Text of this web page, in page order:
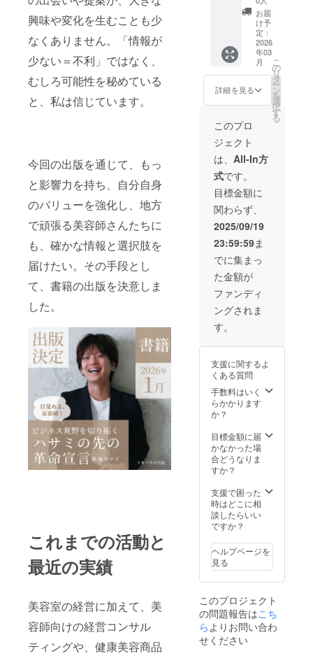
興味や変化を生むことも少
なくありません。「情報が
少ない＝不利」ではなく、
むしろ可能性を秘めている
と、私は信じています。
今回の出版を通じて、もっ
と影響力を持ち、自分自身
のバリューを強化し、地方
で頑張る美容師さんたちに
も、確かな情報と選択肢を
届けたい。その手段とし
て、書籍の出版を決意しま
した。
これまでの活動と
最近の実績
美容室の経営に加えて、美
容師向けの経営コンサル
ティングや、健康美容商品
※ネット
ワーク
販売や
企業イ
メージ
が相違
する場
合等、
掲載を
お断り
させて
いただ
く場合
があり
ます。
お断り
させて
いただ
いた場
合にお
いても
返金は
いたし
かねま
す。 ※
書籍は
自費出
版とな
書籍は
1月出版
予定で
す。 ※
書籍が
販売さ
り掲載
させて
いただ
きま
こちら
の書籍
は自費
出版に
予定で
す。(70
～100
ページ)
に、掲
載内容
の変更
をご希
望の場
リジナ
ル帯付
きペー
パー
バック
書籍
「目覚
めよ、
美容
師！ビ
ジネス
荒野を
切り拓
く ハサ
ミの先
の革命
宣言
（仮）
」を5冊
セット
と帯25
枚をお
届けし
ます。
1名限定
です。
※送料込
みのお
掲載内
メール
にて打
合せさ
せてい
ただき
※書籍は
自費出
版とな
りま
書籍は
2026年
1月出版
予定で
のお届
けとな
りま
す。
（3ヶ月
伴走プ
ン）】
美容師
として
の経験
と知見
を活か
し、
SNS・
メディ
アの活
用法か
らブラ
ンディ
ング、
マーケ
ティン
グま
で、美
容業界
に特化
した集
客のノ
ウハウ
をお伝
えしま
がうま
ない」
「SNS
を活用
したい
けど、
ればい
いかわ
からな
い」そ
におす
すめ
の、実
践的か
に即し
た内容
です。
Zoomに
ツーマ
ンで実
施しま
すの
で、個
お届
け予
定：
2026
年03
月
詳細を見る
こ
の
リ
タ
ー
ン
を
選
択
す
る
このプロ
ジェクト
は、 All-In方
式です。
目標金額に
関わらず、
2025/09/19
23:59:59ま
でに集まっ
た金額が
ファンディ
ングされま
す。
支援に関するよ
くある質問
手数料はいく
らかかります
か？
目標金額に届
かなかった場
合どうなりま
すか？
支援で困った
時はどこに相
談したらいい
ですか？
ヘルプページを
見る
このプロジェクト
の問題報告はこち
ら よりお問い合わ
せください